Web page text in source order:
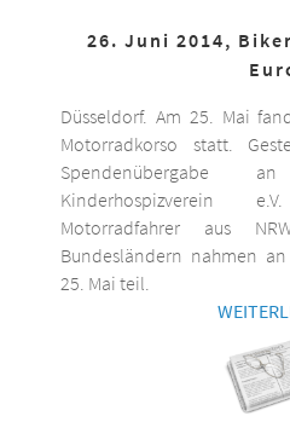
26. Juni 2014,
Düsseldorf. Am 25. Mai
Motorradkorso statt.
Spendenübergabe
Kinderhospizverein
Motorradfahrer aus
Bundesländern nahmen
25. Mai teil.